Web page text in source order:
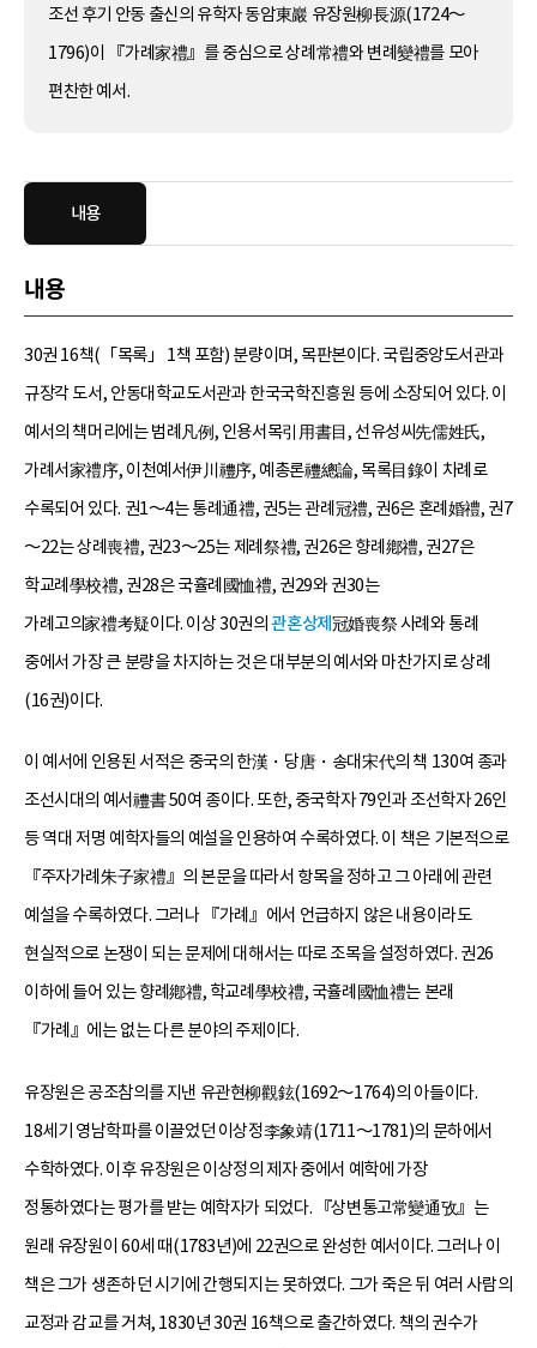
조선 후기 안동 출신의 유학자 동암東巖 유장원柳長源(1724～
1796)이 『가례家禮』를 중심으로 상례常禮와 변례變禮를 모아
편찬한 예서.
내용
내용
30권 16책(「목록」 1책 포함) 분량이며, 목판본이다. 국립중앙도서관과
규장각 도서, 안동대학교도서관과 한국국학진흥원 등에 소장되어 있다. 이
예서의 책머리에는 범례凡例, 인용서목引用書目, 선유성씨先儒姓氏,
가례서家禮序, 이천예서伊川禮序, 예총론禮總論, 목록目錄이 차례로
수록되어 있다. 권1～4는 통례通禮, 권5는 관례冠禮, 권6은 혼례婚禮, 권7
～22는 상례喪禮, 권23～25는 제례祭禮, 권26은 향례鄕禮, 권27은
학교례學校禮, 권28은 국휼례國恤禮, 권29와 권30는
가례고의家禮考疑이다. 이상 30권의관혼상제 冠婚喪祭 사례와 통례
중에서 가장 큰 분량을 차지하는 것은 대부분의 예서와 마찬가지로 상례
(16권)이다.
이 예서에 인용된 서적은 중국의 한漢・당唐・송대宋代의 책 130여 종과
조선시대의 예서禮書 50여 종이다. 또한, 중국학자 79인과 조선학자 26인
등 역대 저명 예학자들의 예설을 인용하여 수록하였다. 이 책은 기본적으로
『주자가례朱子家禮』의 본문을 따라서 항목을 정하고 그 아래에 관련
예설을 수록하였다. 그러나 『가례』에서 언급하지 않은 내용이라도
현실적으로 논쟁이 되는 문제에 대해서는 따로 조목을 설정하였다. 권26
이하에 들어 있는 향례鄕禮, 학교례學校禮, 국휼례國恤禮는 본래
『가례』에는 없는 다른 분야의 주제이다.
유장원은 공조참의를 지낸 유관현柳觀鉉(1692～1764)의 아들이다.
18세기 영남학파를 이끌었던 이상정李象靖(1711～1781)의 문하에서
수학하였다. 이후 유장원은 이상정의 제자 중에서 예학에 가장
정통하였다는 평가를 받는 예학자가 되었다. 『상변통고常變通攷』는
원래 유장원이 60세 때(1783년)에 22권으로 완성한 예서이다. 그러나 이
책은 그가 생존하던 시기에 간행되지는 못하였다. 그가 죽은 뒤 여러 사람의
교정과 감교를 거쳐, 1830년 30권 16책으로 출간하였다. 책의 권수가